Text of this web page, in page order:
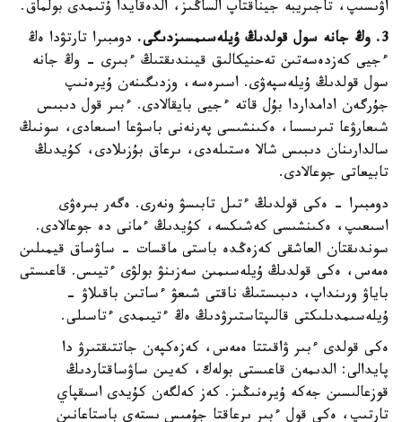
اۋىسىپ، تاجىريبە جيناقتاپ الساڭىز، الدەقايدا ۇتىمدى بولماق.
3. وڭ جانە سول قولدىڭ ۇيلەسىمسىزدىگى.
دومبىرا تارتۋدا ەڭ
ءجيى كەزدەسەتىن تەحنيكالىق قيىندىقتىڭ ءبىرى - وڭ جانە
سول قولدىڭ ۇيلەسپەۋى. اسىرەسە، وزدىگىنەن ۇيرەنىپ
جۇرگەن ادامداردا بۇل قاتە ءجيى بايقالادى. ءبىر قول دىبىس
شىعارۋعا تىرىسسا، ەكىنشىسى پەرنەنى باسۋعا اسىعادى، سونىڭ
سالدارىنان دىبىس شالا ەستىلەدى، ىرعاق بۇزىلادى، كۇيدىڭ
تابيعاتى جوعالادى.
دومبىرا - ەكى قولدىڭ ءتىل تابىسۋ ونەرى. ەگەر بىرەۋى
اسىعىپ، ەكىنشىسى كەشىكسە، كۇيدىڭ ءمانى دە جوعالادى.
سوندىقتان العاشقى كەزەڭدە باستى ماقسات - ساۋساق قيمىلىن
ەمەس، ەكى قولدىڭ ۇيلەسىمىن سەزىنۋ بولۋى ءتيىس. قاعىستى
باياۋ ورىنداپ، دىبىستىڭ ناقتى شىعۋ ءساتىن باقىلاۋ -
ۇيلەسىمدىلىكتى قالىپتاستىرۋدىڭ ەڭ ءتيىمدى ءتاسىلى.
ەكى قولدى ءبىر ۋاقىتتا ەمەس، كەزەكپەن جاتتىقتىرۋ دا
پايدالى: الدىمەن قاعىستى بولەك، كەيىن ساۋساقتاردىڭ
قوزعالىسىن جەكە ۇيرەنىڭىز. كەز كەلگەن كۇيدى اسىقپاي
تارتىپ، ەكى قول ءبىر ىرعاقتا جۇمىس ىستەي باستاعانىن